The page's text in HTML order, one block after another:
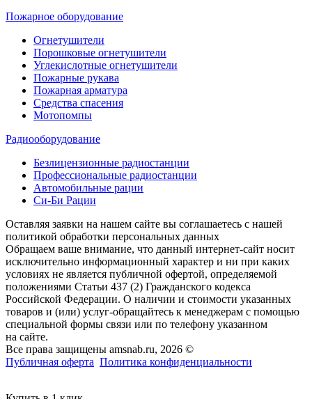
Пожарное оборудование
Огнетушители
Порошковые огнетушители
Углекислотные огнетушители
Пожарные рукава
Пожарная арматура
Средства спасения
Мотопомпы
Радиооборудование
Безлицензионные радиостанции
Профессиональные радиостанции
Автомобильные рации
Си-Би Рации
Оставляя заявки на нашем сайте вы соглашаетесь с нашей
политикой обработки персональных данных
Обращаем ваше внимание, что данный интернет-сайт носит
исключительно информационный характер и ни при каких
условиях не является публичной офертой, определяемой
положениями Статьи 437 (2) Гражданского кодекса
Российской Федерации. О наличии и стоимости указанных
товаров и (или) услуг-обращайтесь к менеджерам с помощью
специальной формы связи или по телефону указанном
на сайте.
Все права защищены amsnab.ru, 2026 ©
Публичная оферта Политика конфиденциальности